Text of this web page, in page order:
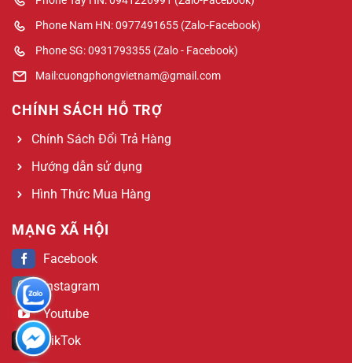
Phone Nam HN: 0977491655 (Zalo-Facebook)
Phone SG: 0931793355 (Zalo - Facebook)
Mail:cuongphongvietnam@gmail.com
CHÍNH SÁCH HỖ TRỢ
Chính Sách Đổi Trả Hàng
Hướng dẫn sử dụng
Hình Thức Mua Hàng
MẠNG XÃ HỘI
Facebook
Instagram
Youtube
TikTok